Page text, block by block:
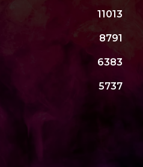
11013
8791
6383
5737